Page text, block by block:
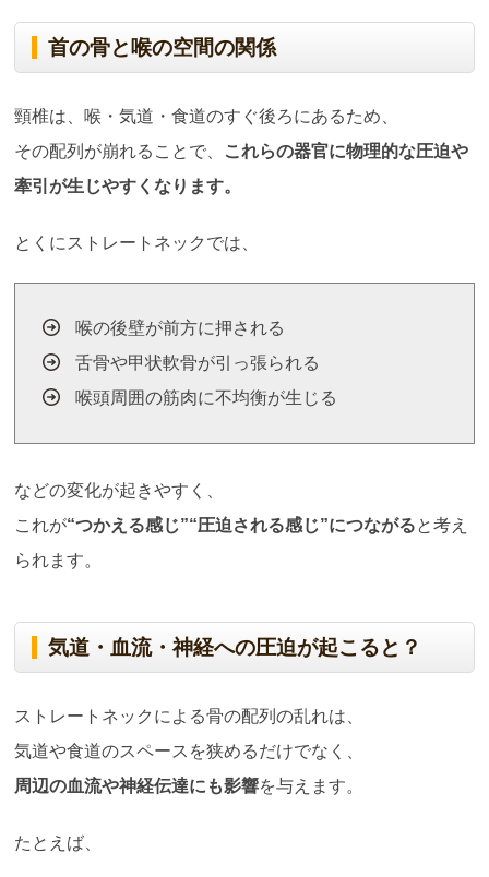
首の骨と喉の空間の関係
頸椎は、喉・気道・食道のすぐ後ろにあるため、
その配列が崩れることで、 これらの器官に物理的な圧迫や
牽引が生じやすくなります。
とくにストレートネックでは、
喉の後壁が前方に押される
舌骨や甲状軟骨が引っ張られる
喉頭周囲の筋肉に不均衡が生じる
などの変化が起きやすく、
これが“つかえる感じ”“圧迫される感じ”につながると考え
られます。
気道・血流・神経への圧迫が起こると？
ストレートネックによる骨の配列の乱れは、
気道や食道のスペースを狭めるだけでなく、
周辺の血流や神経伝達にも影響を与えます。
たとえば、